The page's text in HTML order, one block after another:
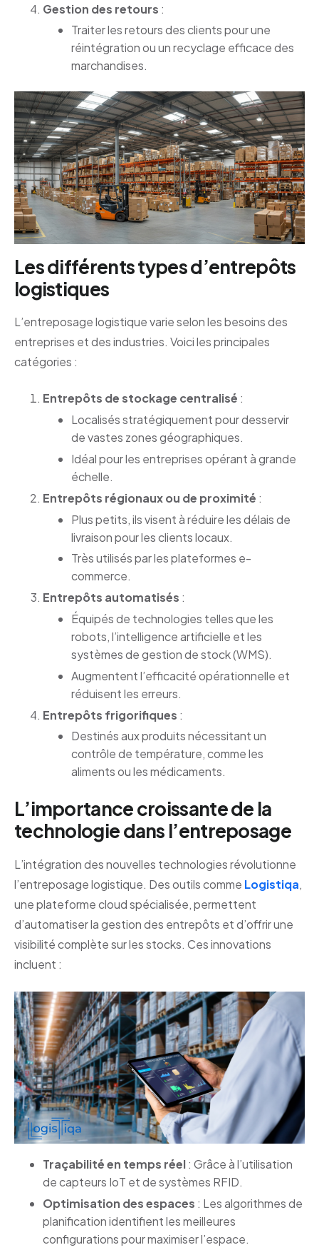
Gestion des retours :
Traiter les retours des clients pour une
réintégration ou un recyclage efficace des
marchandises.
Les différents types d’entrepôts
logistiques
L’entreposage logistique varie selon les besoins des
entreprises et des industries. Voici les principales
catégories :
Entrepôts de stockage centralisé :
Localisés stratégiquement pour desservir
de vastes zones géographiques.
Idéal pour les entreprises opérant à grande
échelle.
Entrepôts régionaux ou de proximité :
Plus petits, ils visent à réduire les délais de
livraison pour les clients locaux.
Très utilisés par les plateformes e-
commerce.
Entrepôts automatisés :
Équipés de technologies telles que les
robots, l’intelligence artificielle et les
systèmes de gestion de stock (WMS).
Augmentent l’efficacité opérationnelle et
réduisent les erreurs.
Entrepôts frigorifiques :
Destinés aux produits nécessitant un
contrôle de température, comme les
aliments ou les médicaments.
L’importance croissante de la
technologie dans l’entreposage
L’intégration des nouvelles technologies révolutionne
l’entreposage logistique. Des outils comme Logistiqa,
une plateforme cloud spécialisée, permettent
d’automatiser la gestion des entrepôts et d’offrir une
visibilité complète sur les stocks. Ces innovations
incluent :
Traçabilité en temps réel: Grâce à l’utilisation
de capteurs IoT et de systèmes RFID.
Optimisation des espaces : Les algorithmes de
planification identifient les meilleures
configurations pour maximiser l’espace.